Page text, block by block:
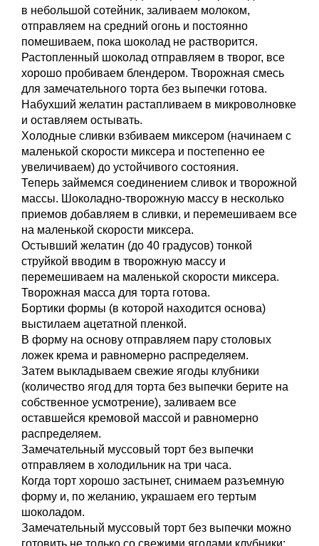
в небольшой сотейник, заливаем молоком,
отправляем на средний огонь и постоянно
помешиваем, пока шоколад не растворится.
Растопленный шоколад отправляем в творог, все
хорошо пробиваем блендером. Творожная смесь
для замечательного торта без выпечки готова.
Набухший желатин растапливаем в микроволновке
и оставляем остывать.
Холодные сливки взбиваем миксером (начинаем с
маленькой скорости миксера и постепенно ее
увеличиваем) до устойчивого состояния.
Теперь займемся соединением сливок и творожной
массы. Шоколадно-творожную массу в несколько
приемов добавляем в сливки, и перемешиваем все
на маленькой скорости миксера.
Остывший желатин (до 40 градусов) тонкой
струйкой вводим в творожную массу и
перемешиваем на маленькой скорости миксера.
Творожная масса для торта готова.
Бортики формы (в которой находится основа)
выстилаем ацетатной пленкой.
В форму на основу отправляем пару столовых
ложек крема и равномерно распределяем.
Затем выкладываем свежие ягоды клубники
(количество ягод для торта без выпечки берите на
собственное усмотрение), заливаем все
оставшейся кремовой массой и равномерно
распределяем.
Замечательный муссовый торт без выпечки
отправляем в холодильник на три часа.
Когда торт хорошо застынет, снимаем разъемную
форму и, по желанию, украшаем его тертым
шоколадом.
Замечательный муссовый торт без выпечки можно
готовить не только со свежими ягодами клубники: